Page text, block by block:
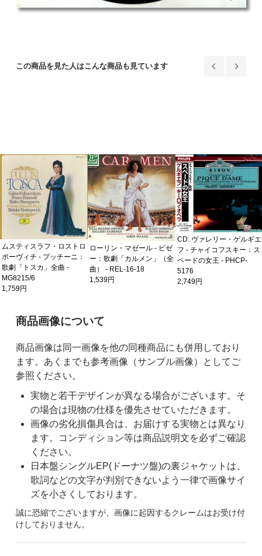
この商品を見た人はこんな商品も見ています
ムスティスラフ・ロストロ
ポーヴィチ - プッチーニ：
歌劇「トスカ」全曲 -
MG8215/6
1,759円
ローリン・マゼール - ビゼ
ー：歌劇「カルメン」（全
曲） - REL-16-18
1,539円
CD: ヴァレリー・ゲルギエ
フ - チャイコフスキー：ス
ペードの女王 - PHCP-
5176
2,749円
ご購入前の注意事項
商品画像について
商品画像は同一画像を他の同種商品にも併用しており
ます。あくまでも参考画像（サンプル画像）としてご
参照ください。
実物と若干デザインが異なる場合がございます。そ
の場合は現物の仕様を優先させていただきます。
画像の劣化損傷具合は、お届けする実物とは異なり
ます。コンディション等は商品説明文を必ずご確認
ください。
日本盤シングルEP(ドーナツ盤)の裏ジャケットは、
歌詞などの文字が判別できないよう一律で画像サイ
ズを小さくしております。
誠に恐縮でございますが、画像に起因するクレームはお受け付
けしておりません。